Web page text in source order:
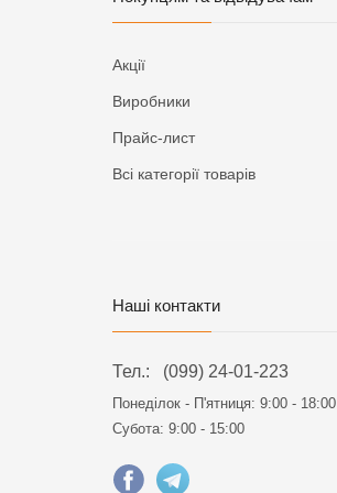
Акції
Виробники
Прайс-лист
Всі категорії товарів
Наші контакти
Тел.: (099) 24-01-223
Понеділок - П'ятниця: 9:00 - 18:00
Субота: 9:00 - 15:00